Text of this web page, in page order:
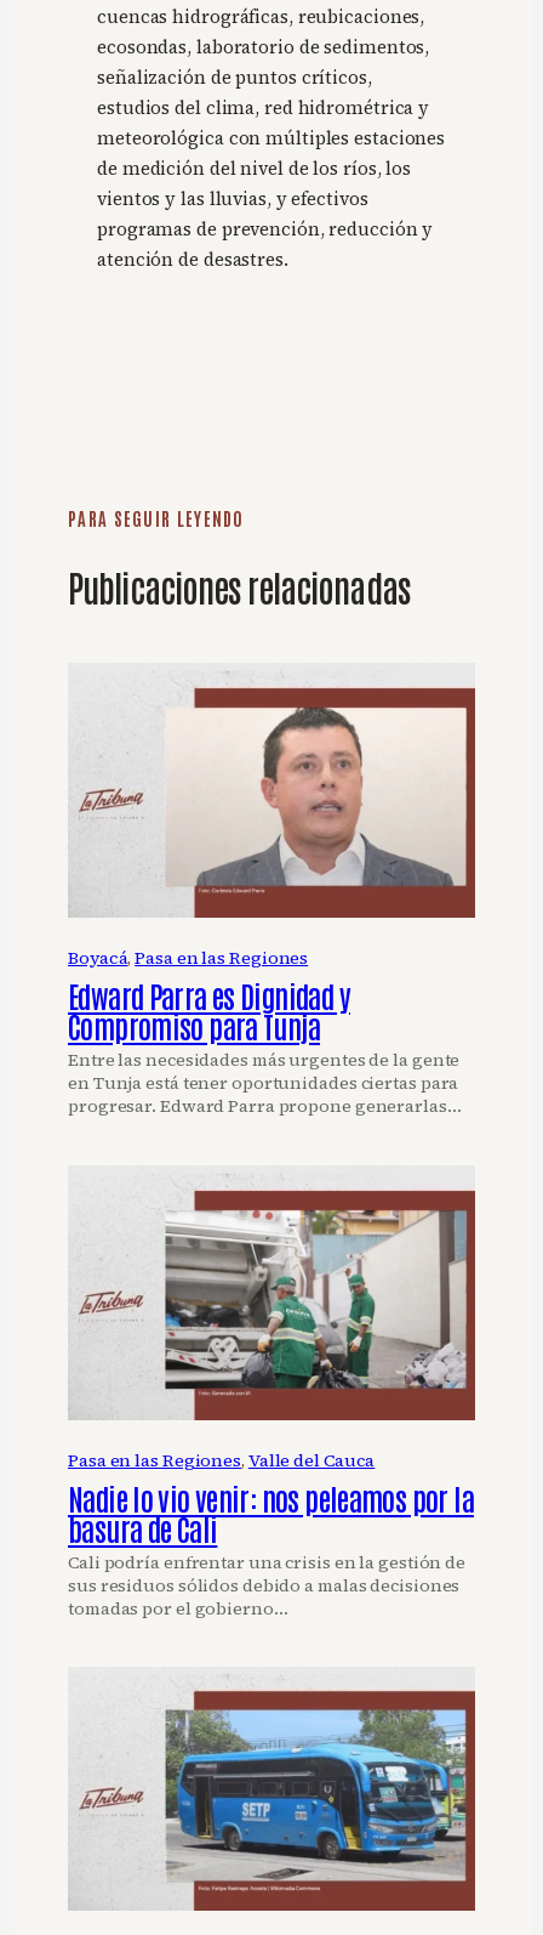
cuencas hidrográficas, reubicaciones,
ecosondas, laboratorio de sedimentos,
señalización de puntos críticos,
estudios del clima, red hidrométrica y
meteorológica con múltiples estaciones
de medición del nivel de los ríos, los
vientos y las lluvias, y efectivos
programas de prevención, reducción y
atención de desastres.
PARA SEGUIR LEYENDO
Publicaciones relacionadas
Boyacá, Pasa en las Regiones
Edward Parra es Dignidad y
Compromiso para Tunja
Entre las necesidades más urgentes de la gente
en Tunja está tener oportunidades ciertas para
progresar. Edward Parra propone generarlas…
Pasa en las Regiones, Valle del Cauca
Nadie lo vio venir: nos peleamos por la
basura de Cali
Cali podría enfrentar una crisis en la gestión de
sus residuos sólidos debido a malas decisiones
tomadas por el gobierno…